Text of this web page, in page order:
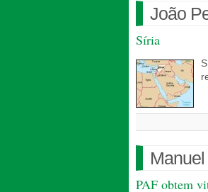
João
Síria
PAF obtem